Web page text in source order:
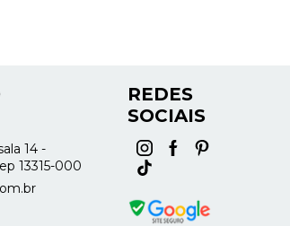
14 -
13315-000
REDES
SOCIAIS